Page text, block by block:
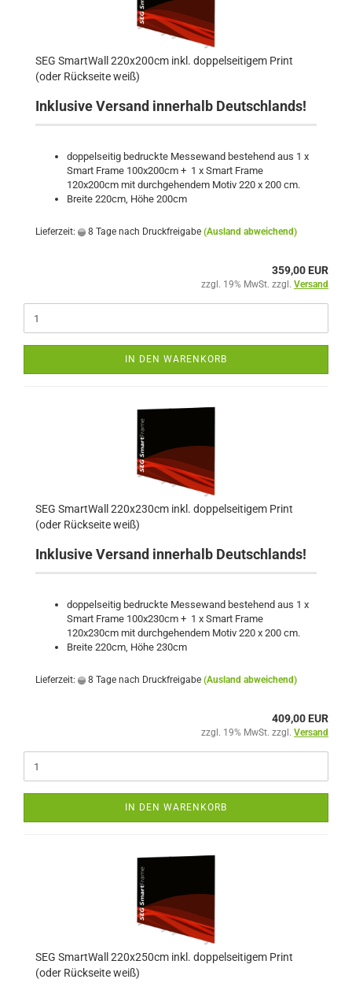
SEG SmartWall 220x200cm inkl. doppelseitigem Print
(oder Rückseite weiß)
Inklusive Versand innerhalb Deutschlands!
doppelseitig bedruckte Messewand bestehend aus 1 x
Smart Frame 100x200cm + 1 x Smart Frame
120x200cm mit durchgehendem Motiv 220 x 200 cm.
Breite 220cm, Höhe 200cm
Lieferzeit: 8 Tage nach Druckfreigabe (Ausland abweichend)
359,00 EUR
zzgl. 19% MwSt. zzgl. Versand
IN DEN WARENKORB
SEG SmartWall 220x230cm inkl. doppelseitigem Print
(oder Rückseite weiß)
Inklusive Versand innerhalb Deutschlands!
doppelseitig bedruckte Messewand bestehend aus 1 x
Smart Frame 100x230cm + 1 x Smart Frame
120x230cm mit durchgehendem Motiv 220 x 200 cm.
Breite 220cm, Höhe 230cm
Lieferzeit: 8 Tage nach Druckfreigabe (Ausland abweichend)
409,00 EUR
zzgl. 19% MwSt. zzgl. Versand
IN DEN WARENKORB
SEG SmartWall 220x250cm inkl. doppelseitigem Print
(oder Rückseite weiß)